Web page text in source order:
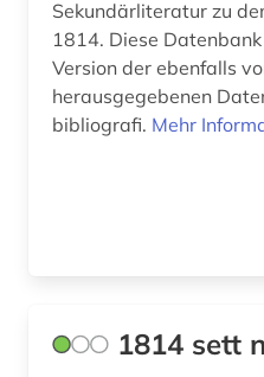
aurelius (1)
ausbildung (2)
auschwitz-
Sekundärliteratur zu
1814. Diese Datenbank ist eine erweiterte
Version der ebenfalls
herausgegebenen
bibliografi. Mehr
1814 sett